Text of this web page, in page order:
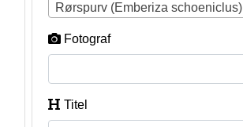
Rørspurv (Emberiza schoeniclus)
Fotograf
Titel